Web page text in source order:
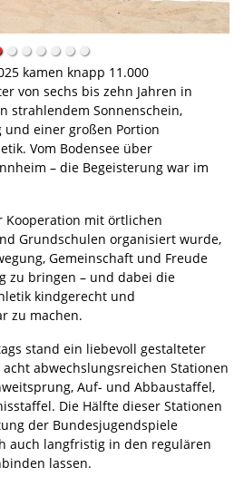
kamen knapp 11.000
von sechs bis zehn Jahren in
strahlendem Sonnenschein,
und einer großen Portion
Vom Bodensee über
– die Begeisterung war im
Kooperation mit örtlichen
Grundschulen organisiert wurde,
Gemeinschaft und Freude
zu bringen – und dabei die
kindgerecht und
zu machen.
stand ein liebevoll gestalteter
abwechslungsreichen Stationen
Auf- und Abbaustaffel,
Die Hälfte dieser Stationen
der Bundesjugendspiele
auch langfristig in den regulären
lassen.